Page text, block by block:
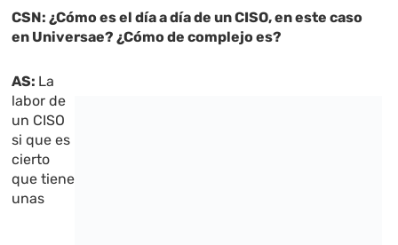
CSN: ¿Cómo es el día a día de un CISO, en este caso
en Universae? ¿Cómo de complejo es?
AS: La
labor de
un CISO
si que es
cierto
que tiene
unas